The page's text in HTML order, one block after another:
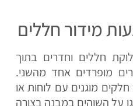
מידור חללים
חללים וחדרים בתוך
מופרדים אחד מהשני.
מוגנים עם לוחות או
על השוהים במבנה בצורה